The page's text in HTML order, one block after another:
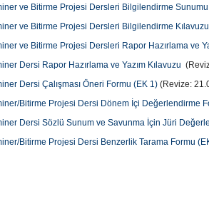
ve Bitirme Projesi Dersleri Bilgilendirme Sunumu
ve Bitirme Projesi Dersleri Bilgilendirme Kılavuzu
ve Bitirme Projesi Dersleri Rapor Hazırlama ve
Dersi Rapor Hazırlama ve Yazım Kılavuzu
Dersi Çalışması Öneri Formu (EK 1) (Revize:
Bitirme Projesi Dersi Dönem İçi Değerlendirme
Dersi Sözlü Sunum ve Savunma İçin Jüri
Bitirme Projesi Dersi Benzerlik Tarama Formu